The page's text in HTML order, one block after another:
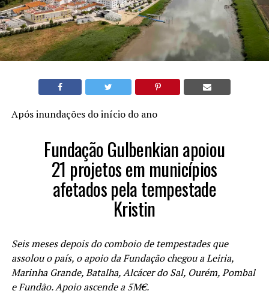
Após inundações do início do ano
Fundação Gulbenkian apoiou
21 projetos em municípios
afetados pela tempestade
Kristin
Seis meses depois do comboio de tempestades que
assolou o país, o apoio da Fundação chegou a Leiria,
Marinha Grande, Batalha, Alcácer do Sal, Ourém, Pombal
e Fundão. Apoio ascende a 5M€.